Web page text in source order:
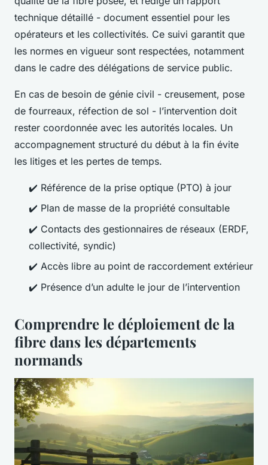
technique détaillé - document essentiel pour les
opérateurs et les collectivités. Ce suivi garantit que
les normes en vigueur sont respectées, notamment
dans le cadre des délégations de service public.
En cas de besoin de génie civil - creusement, pose
de fourreaux, réfection de sol - l’intervention doit
rester coordonnée avec les autorités locales. Un
accompagnement structuré du début à la fin évite
les litiges et les pertes de temps.
✔️ Référence de la prise optique (PTO) à jour
✔️ Plan de masse de la propriété consultable
✔️ Contacts des gestionnaires de réseaux (ERDF,
collectivité, syndic)
✔️ Accès libre au point de raccordement extérieur
✔️ Présence d’un adulte le jour de l’intervention
Comprendre le déploiement de la
fibre dans les départements
normands